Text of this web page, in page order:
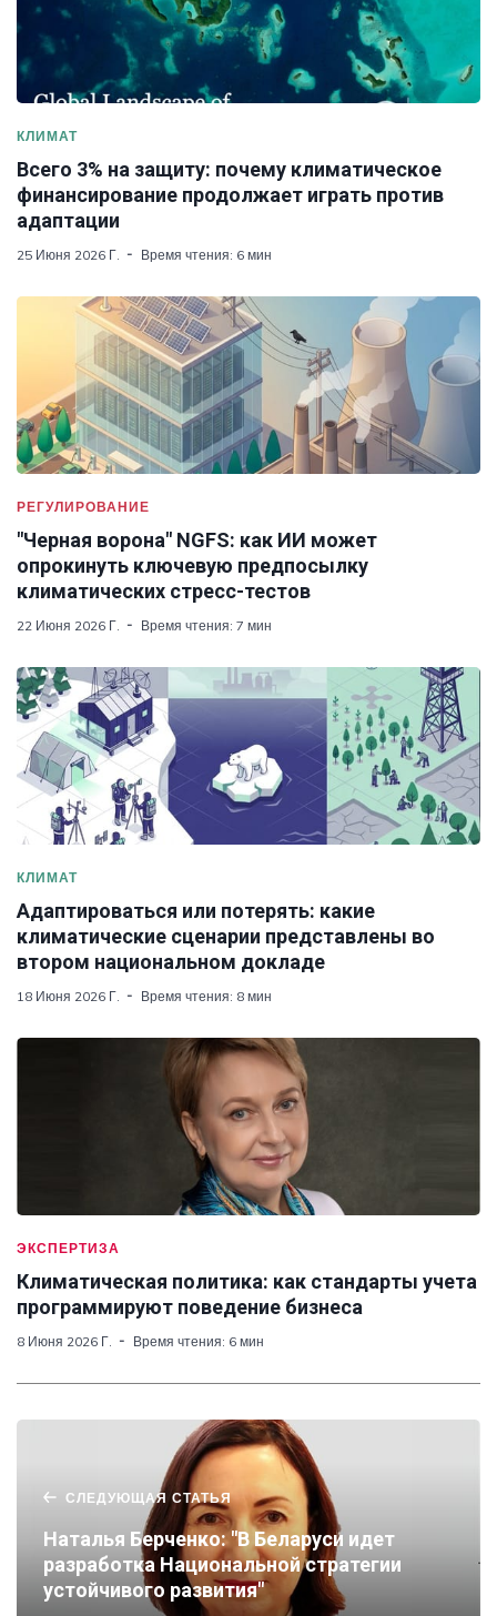
КЛИМАТ
Всего 3% на защиту: почему климатическое
финансирование продолжает играть против
адаптации
25 Июня 2026 Г. Время чтения: 6 мин
РЕГУЛИРОВАНИЕ
"Черная ворона" NGFS: как ИИ может
опрокинуть ключевую предпосылку
климатических стресс-тестов
22 Июня 2026 Г. Время чтения: 7 мин
КЛИМАТ
Адаптироваться или потерять: какие
климатические сценарии представлены во
втором национальном докладе
18 Июня 2026 Г. Время чтения: 8 мин
ЭКСПЕРТИЗА
Климатическая политика: как стандарты учета
программируют поведение бизнеса
8 Июня 2026 Г. Время чтения: 6 мин
СЛЕДУЮЩАЯ СТАТЬЯ
Наталья Берченко: "В Беларуси идет
разработка Национальной стратегии
устойчивого развития"